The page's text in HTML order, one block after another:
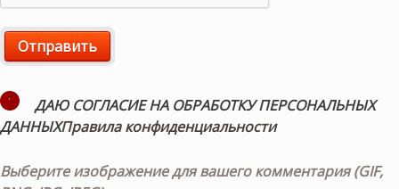
ДАЮ СОГЛАСИЕ НА ОБРАБОТКУ ПЕРСОНАЛЬНЫХ
ДАННЫХПравила конфиденциальности
Выберите изображение для вашего комментария (GIF,